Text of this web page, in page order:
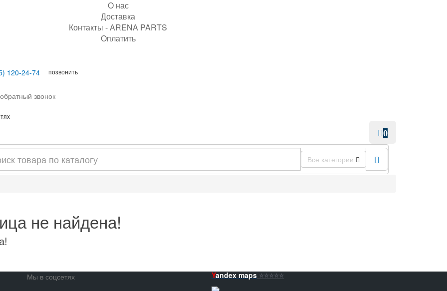
О нас
Доставка
Контакты - ARENA PARTS
Оплатить
120-24-74 позвонить
звонок
0
Все категории
не найдена!
Мы в соцсетях
Yandex maps ⭐️⭐️⭐️⭐️⭐️